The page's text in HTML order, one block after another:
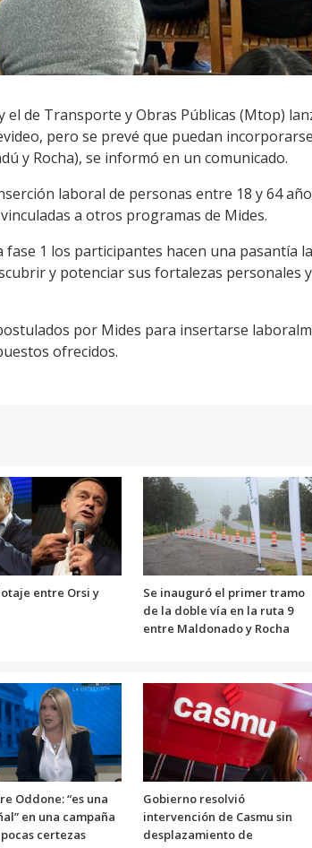
el de Transporte y Obras Públicas (Mtop)
pero se prevé que puedan
y Rocha), se informó en un comunicado.
laboral de personas entre 18 y 64
a otros programas de Mides.
fase 1 los participantes hacen una pasantía
y potenciar sus fortalezas personales
por Mides para insertarse
ofrecidos.
entre Orsi y
Se inauguró el primer tramo
de la doble vía en la ruta 9
entre Maldonado y Rocha
Oddone: “es una
en una campaña
certezas
Gobierno resolvió
intervención de Casmu sin
desplazamiento de